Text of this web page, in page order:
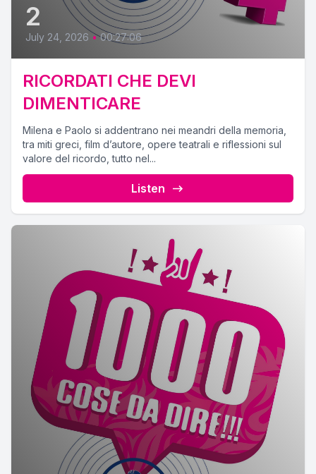
2
July 24, 2026 • 00:27:06
RICORDATI CHE DEVI
DIMENTICARE
Milena e Paolo si addentrano nei meandri della memoria,
tra miti greci, film d’autore, opere teatrali e riflessioni sul
valore del ricordo, tutto nel...
Listen